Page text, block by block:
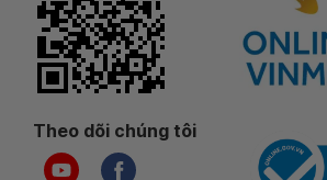
Theo dõi chúng tôi